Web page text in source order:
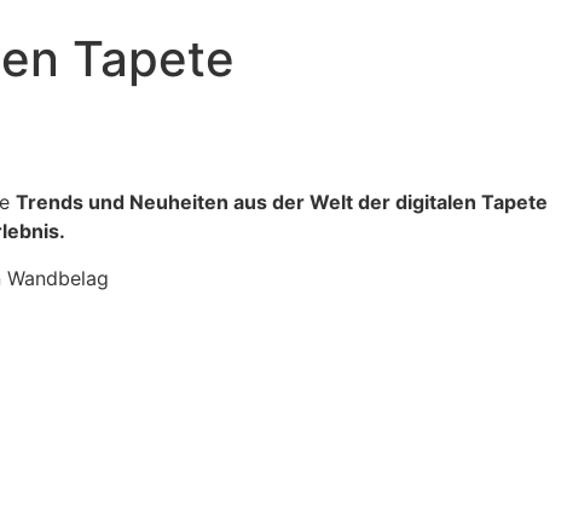
Tapete
Trends und Neuheiten aus der Welt der digitalen Tapete